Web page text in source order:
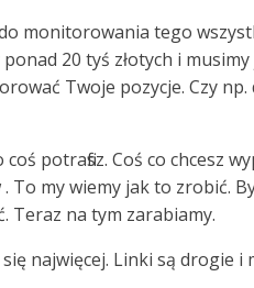
monitorowania tego
20 tyś złotych i
Twoje pozycje. Czy np.
potrafisz. Coś co chcesz
To my wiemy jak to zrobić.
Teraz na tym zarabiamy.
najwięcej. Linki są drogie i